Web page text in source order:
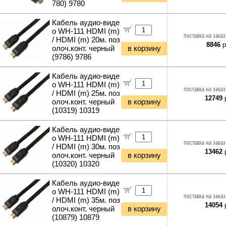
Наборы инструментов
Хранение инструментов
Удлинители силовые
Фонари и мобильные светильники
Мультитулы и ножи
Инструменты и техника прочее
780) 9780
Кабель аудио-виде
о WH-111 HDMI (m)
/ HDMI (m) 20м. поз
олоч.конт. черный
(9786) 9786
в корзину
поставка на
8846
Кабель аудио-виде
о WH-111 HDMI (m)
/ HDMI (m) 25м. поз
олоч.конт. черный
(10319) 10319
в корзину
поставка на
12749
Кабель аудио-виде
о WH-111 HDMI (m)
/ HDMI (m) 30м. поз
олоч.конт. черный
(10320) 10320
в корзину
поставка на
13462
Кабель аудио-виде
о WH-111 HDMI (m)
/ HDMI (m) 35м. поз
олоч.конт. черный
(10879) 10879
в корзину
поставка на
14054